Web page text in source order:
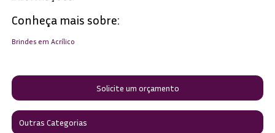
Conheça mais sobre:
Brindes em Acrílico
Solicite um orçamento
Outras Categorias